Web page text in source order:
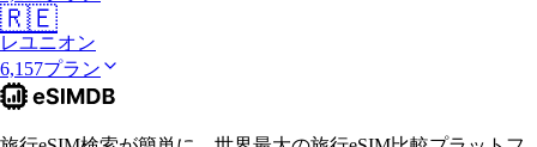
🇷🇪
レユニオン
6,157プラン